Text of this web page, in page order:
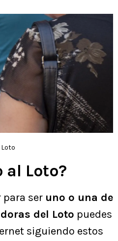
Loto
al Loto?
ser uno o una de
del Loto puedes
siguiendo estos